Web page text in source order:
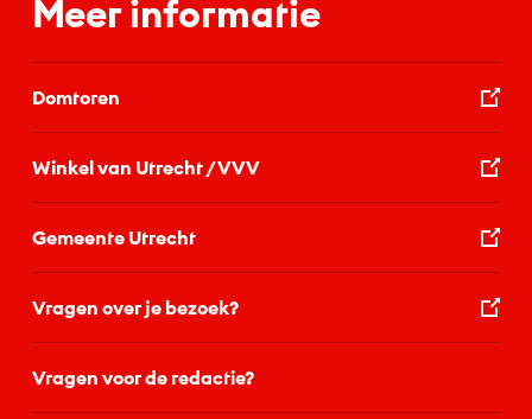
Meer informatie
Domtoren
Winkel van Utrecht / VVV
Gemeente Utrecht
Vragen over je bezoek?
Vragen voor de redactie?